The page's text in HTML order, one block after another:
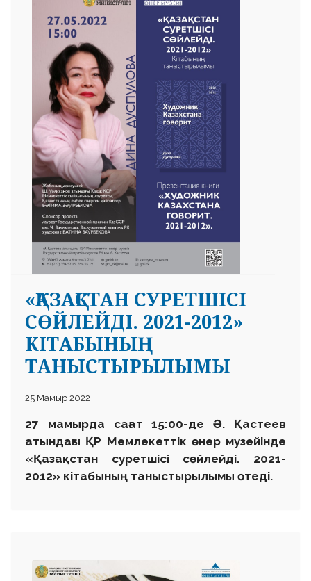
«ҚАЗАҚСТАН СУРЕТШІСІ
СӨЙЛЕЙДІ. 2021-2012»
КІТАБЫНЫҢ
ТАНЫСТЫРЫЛЫМЫ
25 Мамыр 2022
27 мамырда сағат 15:00-де Ә. Қастеев
атындағы ҚР Мемлекеттік өнер музейінде
«Қазақстан суретшісі сөйлейді. 2021-
2012» кітабының таныстырылымы өтеді.